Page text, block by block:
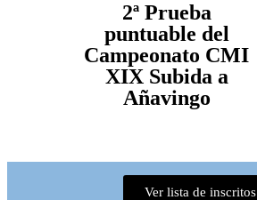
2ª Prueba
puntuable del
Campeonato CMI
XIX Subida a
Añavingo
Ver lista de inscritos